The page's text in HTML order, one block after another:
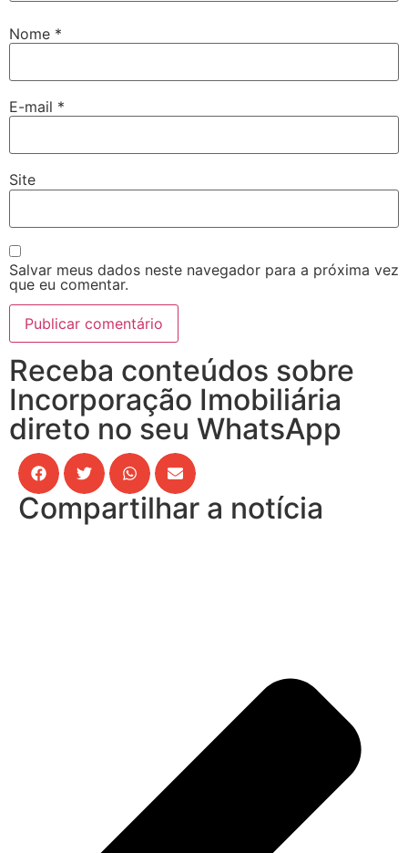
Nome *
E-mail *
Site
Salvar meus dados neste navegador para a próxima vez
que eu comentar.
Receba conteúdos sobre
Incorporação Imobiliária
direto no seu WhatsApp
Compartilhar a notícia